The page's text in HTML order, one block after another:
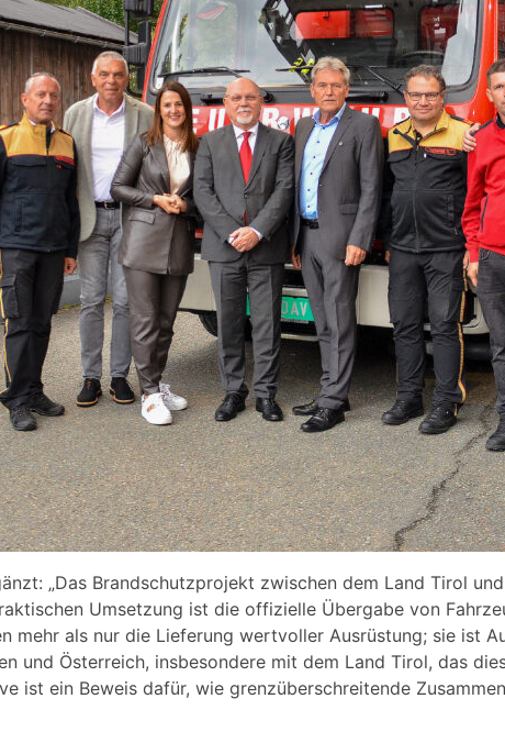
„Das Brandschutzprojekt zwischen dem Land Tirol
Umsetzung ist die offizielle Übergabe von
mehr als nur die Lieferung wertvoller Ausrüstung; sie ist
und Österreich, insbesondere mit dem Land Tirol, das
ist ein Beweis dafür, wie grenzüberschreitende